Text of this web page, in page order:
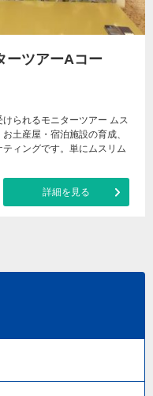
ーツアーAコー
られるモニターツアー ムス
土産屋・宿泊施設の育成、
ィングです。単にムスリム
詳細を見る